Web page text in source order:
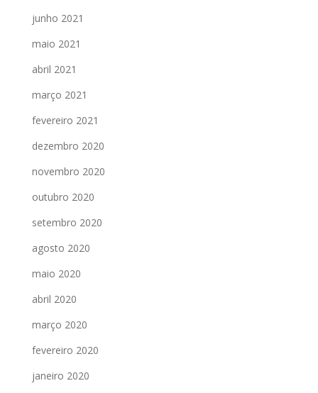
junho 2021
maio 2021
abril 2021
março 2021
fevereiro 2021
dezembro 2020
novembro 2020
outubro 2020
setembro 2020
agosto 2020
maio 2020
abril 2020
março 2020
fevereiro 2020
janeiro 2020